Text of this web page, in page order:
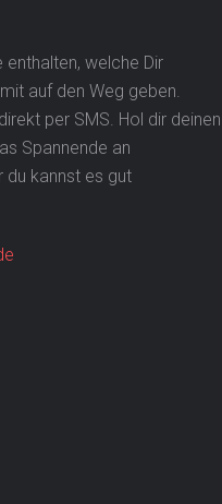
welche Dir
auf den Weg geben.
per SMS. Hol dir deinen
Spannende an
du kannst es gut